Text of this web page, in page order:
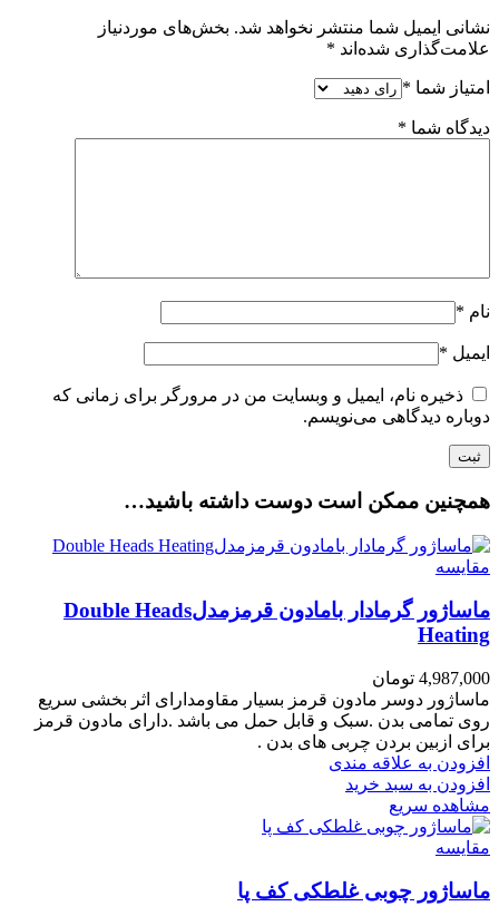
نشانی ایمیل شما منتشر نخواهد شد. بخش‌های موردنیاز
علامت‌گذاری شده‌اند *
امتیاز شما *
دیدگاه شما *
نام *
ایمیل *
ذخیره نام، ایمیل و وبسایت من در مرورگر برای زمانی که
دوباره دیدگاهی می‌نویسم.
همچنین ممکن است دوست داشته باشید…
مقایسه
ماساژور گرمادار بامادون قرمزمدلDouble Heads
Heating
4,987,000 تومان
ماساژور دوسر مادون قرمز بسیار مقاومدارای اثر بخشی سریع
روی تمامی بدن .سبک و قابل حمل می باشد .دارای مادون قرمز
برای ازبین بردن چربی های بدن .
افزودن به علاقه مندی
افزودن به سبد خرید
مشاهده سریع
مقایسه
ماساژور چوبی غلطکی کف پا